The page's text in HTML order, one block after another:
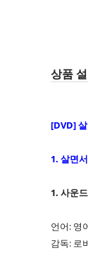
상품
[DVD]
1. 살면
1. 사운
언어: 영
감독: 로